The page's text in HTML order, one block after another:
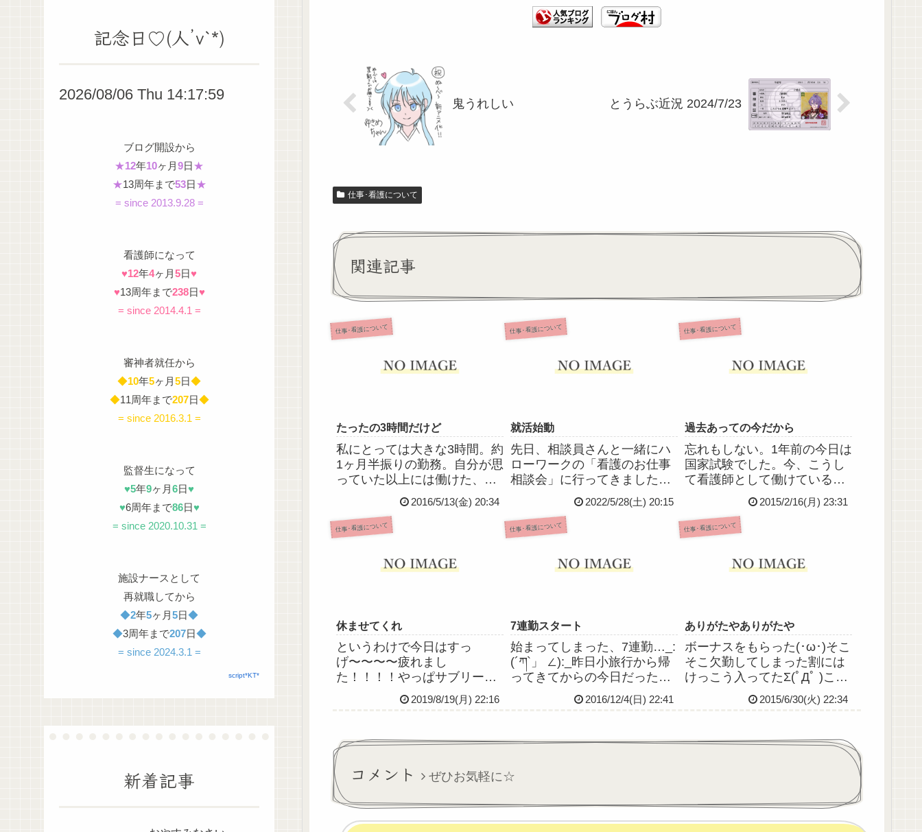
鬼うれしい とうらぶ近況 2024/7/23
仕事･看護について
関連記事
仕事･看護について
たったの3時間だけど
私にとっては大きな3時間。約
1ヶ月半振りの勤務。自分が思
っていた以上には働けた、と
思う。これからまたしばらく
半日(4時間)勤務。がんばろ
う。久しぶりでちょっと疲れ
たから、今晩はたぶん良眠で
すみなさい。
2016/5/13(金) 20:34
仕事･看護について
就活始動
先日、相談員さんと一緒にハ
ローワークの「看護のお仕事
相談会」に行ってきました。
いろいろ事情(精神疾患持ちと
か)説明したら、県のナースセ
ンターに登録することをおす
すめされまして、手続きの書
昨日、登録しますね～って確
2022/5/28(土) 20:15
仕事･看護について
過去あっての今だから
忘れもしない。1年前の今日は
国家試験でした。今、こうし
て看護師として働けているの
は、支えてくださったたくさ
んの方々のおかげです。感謝
を忘れず、今後も精進してい
きたいです。
2015/2/16(月) 23:31
仕事･看護について
休ませてくれ
というわけで今日はすっ
げ〜〜〜〜疲れまし
た！！！！やっぱサブリーダ
ー苦手！師長代行ももうやり
たくないです！今日も人数ギ
来てくれた人がいるんだけ
ど、その人急遽応援だと言わ
れたのが気に食わなかったら
しく、最初から最後ま...
2019/8/19(月) 22:16
仕事･看護について
7連勤スタート
始まってしまった、7連勤…_:
(´ཀ`」 ∠):_昨日小旅行から帰
ってきてからの今日だったか
ら疲れたというか疲れ通り越
してハイっぽくなってまし
げたいのに時間がないんじゃ
2016/12/4(日) 22:41
仕事･看護について
ありがたやありがたや
ボーナスをもらった(･ω･)そこ
そこ欠勤してしまった割には
けっこう入ってたΣ(ﾟДﾟ )こん
な欠勤だらけのやつにまで出
してくれるなんて…本当にあ
レク(作業療法)当番。午前午
後各1単位の作業療法に付き添
2015/6/30(火) 22:34
コメント ぜひお気軽に☆
記念日♡(人’v`*)
2026/08/06 Thu 14:18:00
ブログ開設から
★12年10ヶ月9日★
★13周年まで53日★
= since 2013.9.28 =
看護師になって
♥12年4ヶ月5日♥
♥13周年まで238日♥
= since 2014.4.1 =
審神者就任から
◆10年5ヶ月5日◆
◆11周年まで207日◆
= since 2016.3.1 =
監督生になって
♥5年9ヶ月6日♥
♥6周年まで86日♥
= since 2020.10.31 =
施設ナースとして
再就職してから
◆2年5ヶ月5日◆
◆3周年まで207日◆
= since 2024.3.1 =
script*KT*
新着記事